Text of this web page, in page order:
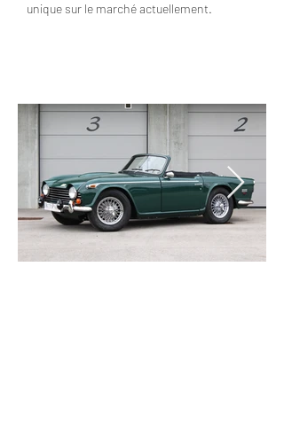
unique sur le marché actuellement.